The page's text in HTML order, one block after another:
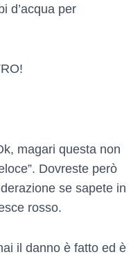
d’acqua per
magari questa non
Dovreste però
se sapete in
rosso.
il danno è fatto ed è